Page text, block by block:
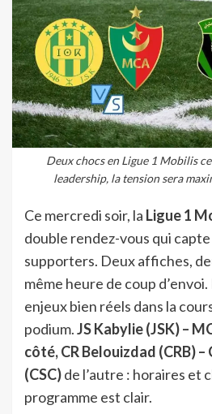
Deux chocs en Ligue 1 Mobilis
leadership, la tension sera
Ce mercredi soir, la Ligue 1
double rendez-vous qui
supporters. Deux affiches,
même heure de coup
enjeux bien réels dans la
podium.JS Kabylie (JSK) –
côté, CR Belouizdad (CRB)
(CSC)de l’autre : horaires et
programme est clair.